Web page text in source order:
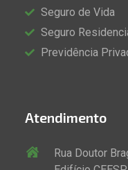
Seguro de Vida
Seguro
Previdência
Atendimento
Rua Doutor